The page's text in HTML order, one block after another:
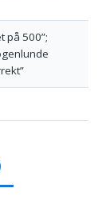
på 500”;